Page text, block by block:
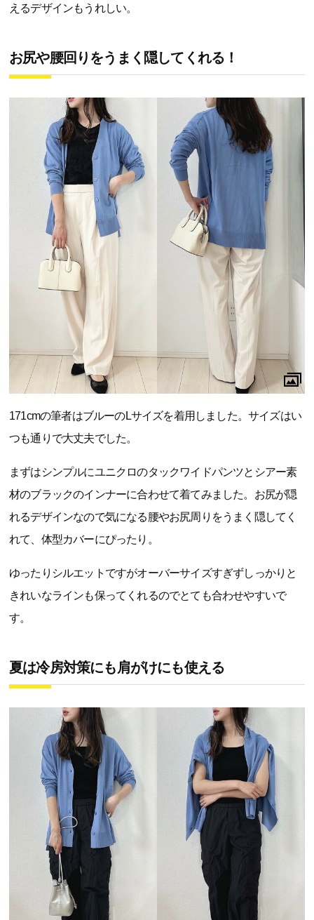
えるデザインもうれしい。
お尻や腰回りをうまく隠してくれる！
171cmの筆者はブルーのLサイズを着用しました。サイズはい
つも通りで大丈夫でした。
まずはシンプルにユニクロのタックワイドパンツとシアー素
材のブラックのインナーに合わせて着てみました。お尻が隠
れるデザインなので気になる腰やお尻周りをうまく隠してく
れて、体型カバーにぴったり。
ゆったりシルエットですがオーバーサイズすぎずしっかりと
きれいなラインも保ってくれるのでとても合わせやすいで
す。
夏は冷房対策にも肩がけにも使える